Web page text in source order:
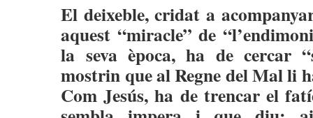
El deixeble, cridat a
aquest “miracle” de
la seva època, ha de cercar
mostrin que al Regne del Mal li
Com Jesús, ha de trencar el